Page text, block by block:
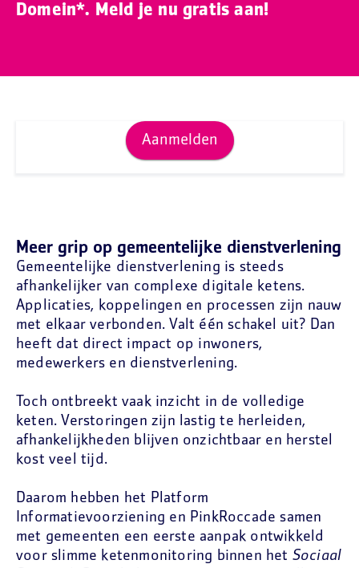
Domein*. Meld je nu gratis aan!
Aanmelden
Meer grip op gemeentelijke dienstverlening
Gemeentelijke dienstverlening is steeds
afhankelijker van complexe digitale ketens.
Applicaties, koppelingen en processen zijn nauw
met elkaar verbonden. Valt één schakel uit? Dan
heeft dat direct impact op inwoners,
medewerkers en dienstverlening.
Toch ontbreekt vaak inzicht in de volledige
keten. Verstoringen zijn lastig te herleiden,
afhankelijkheden blijven onzichtbaar en herstel
kost veel tijd.
Daarom hebben het Platform
Informatievoorziening en PinkRoccade samen
met gemeenten een eerste aanpak ontwikkeld
voor slimme ketenmonitoring binnen het Sociaal